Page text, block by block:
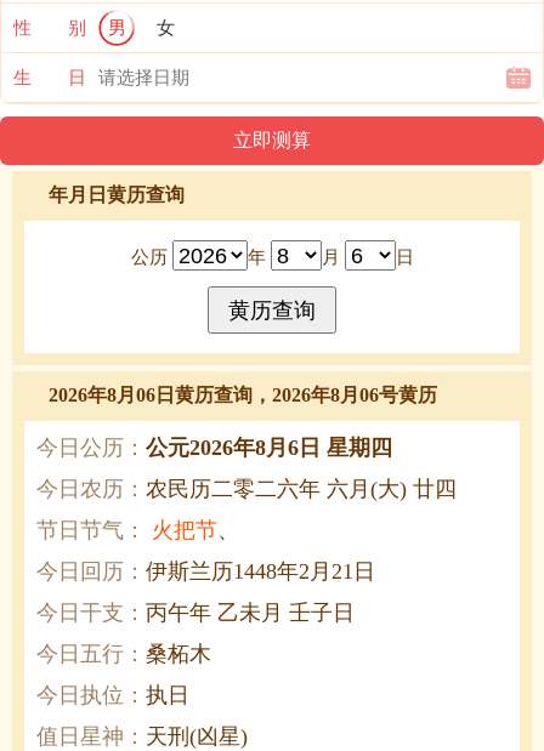
性 别 男 女
生 日
年月日黄历查询
公历 年 月 日
2026年8月06日黄历查询，2026年8月06号黄历
今日公历： 公元2026年8月6日 星期四
今日农历： 农民历二零二六年 六月(大) 廿四
节日节气：
火把节、
今日回历： 伊斯兰历1448年2月21日
今日干支： 丙午年 乙未月 壬子日
今日五行： 桑柘木
今日执位： 执日
值日星神： 天刑(凶星)